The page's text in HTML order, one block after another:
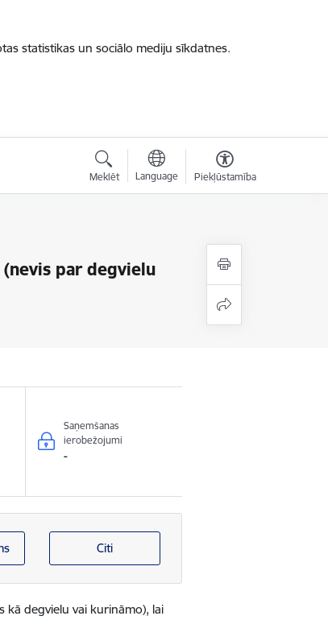
statistikas un sociālo mediju sīkdatnes.
Meklēt Language Piekļūstamība
par degvielu
Saņemšanas
ierobežojumi
-
Citi
kā degvielu vai kurināmo), lai